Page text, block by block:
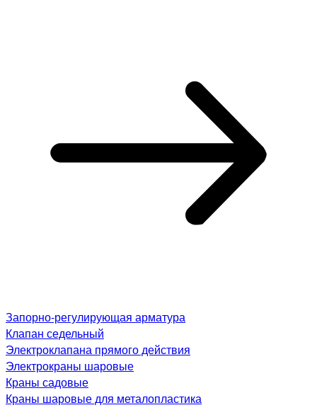
Запорно-регулирующая арматура
Клапан седельный
Электроклапана прямого действия
Электрокраны шаровые
Краны садовые
Краны шаровые для металопластика